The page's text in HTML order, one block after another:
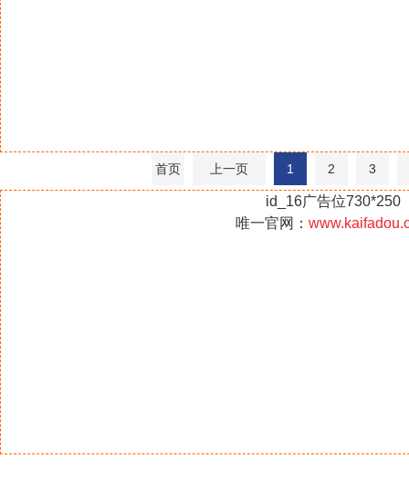
首页 上一页 1 2 3
id_16广告位730*250
唯一官网：